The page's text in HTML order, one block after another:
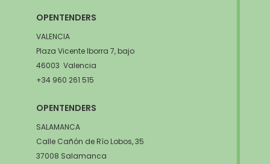
OPENTENDERS
VALENCIA
Plaza Vicente Iborra 7, bajo
46003 Valencia
+34 960 261 515
OPENTENDERS
SALAMANCA
Calle Cañón de Río Lobos, 35
37008 Salamanca